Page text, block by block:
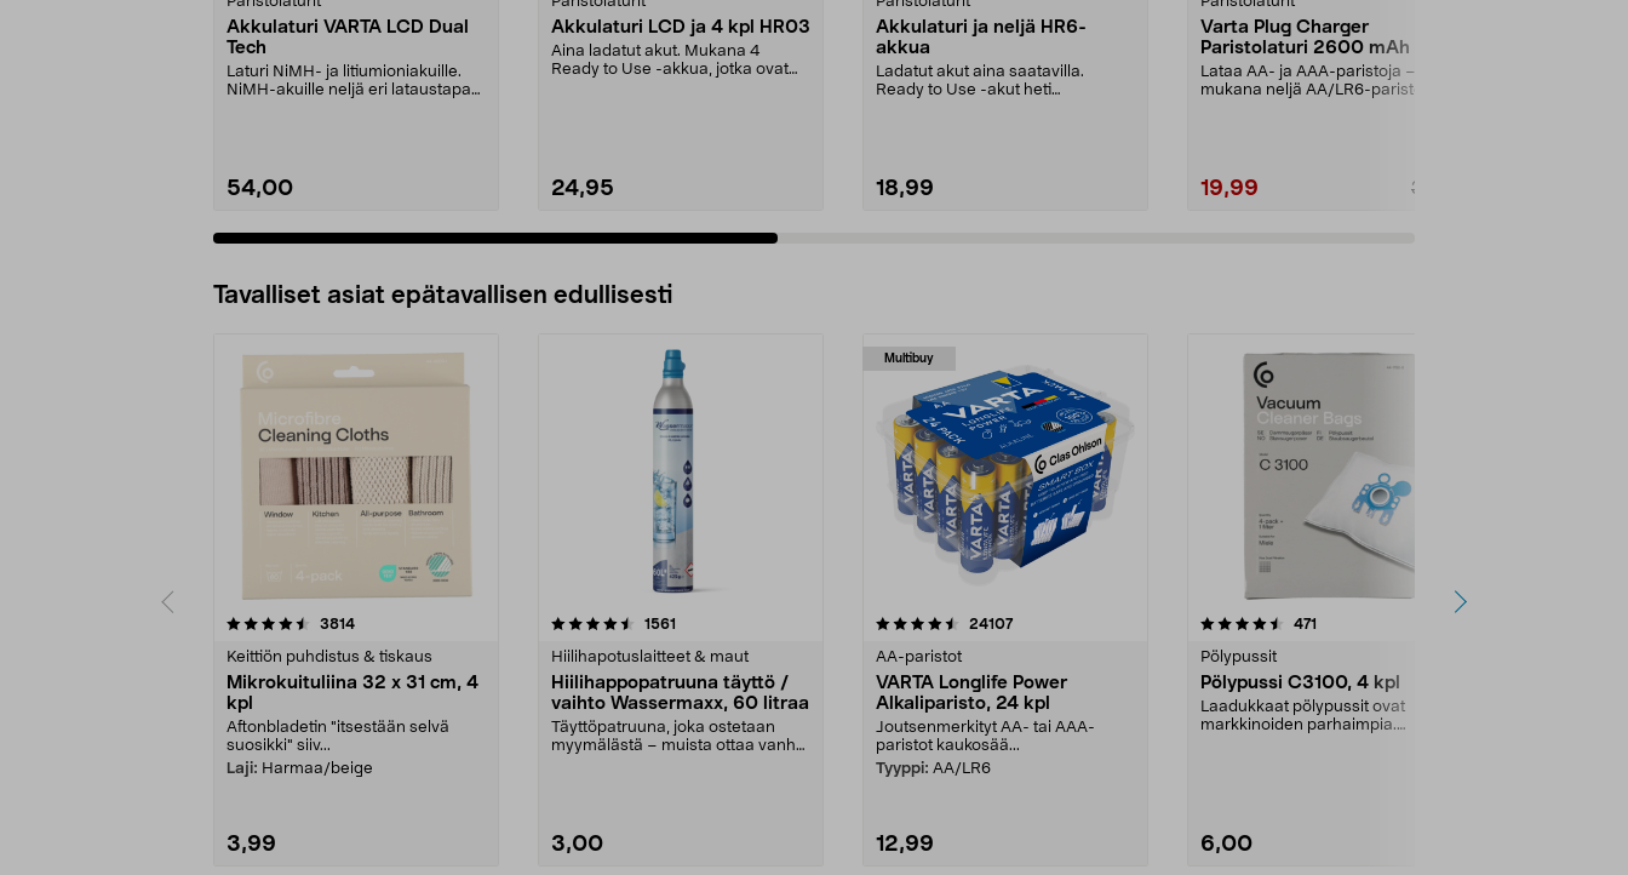
Akkulaturi VARTA LCD Dual
Tech
Laturi NiMH- ja litiumioniakuille.
NiMH-akuille neljä eri lataustapaa:
54,00
Akkulaturi LCD ja 4 kpl HR03
Aina ladatut akut. Mukana 4
Ready to Use -akkua, jotka ovat
24,95
Akkulaturi ja neljä HR6-
akkua
Ladatut akut aina saatavilla.
Ready to Use -akut heti
18,99
Varta Plug Charger
Paristolaturi 2600 mAh
Lataa AA- ja AAA-paristoja –
mukana neljä AA/LR6-paristoa.
19,99 34,90
Tavalliset asiat epätavallisen edullisesti
3814arvostelut
Keittiön puhdistus & tiskaus
Mikrokuituliina 32 x 31 cm, 4
kpl
Aftonbladetin "itsestään selvä
suosikki" siiv...
Laji: Harmaa/beige
3,99
4.5viidestä
1561
Hiilihapotuslaitteet & maut
Hiilihappopatruuna täyttö /
vaihto Wassermaxx, 60 litraa
Täyttöpatruuna, joka ostetaan
myymälästä – muista ottaa vanha
3,00
Multibuy
4.5viidestä
24107arvostelut
AA-paristot
VARTA Longlife Power
Alkaliparisto, 24 kpl
Joutsenmerkityt AA- tai AAA-
paristot kaukosää...
Tyyppi: AA/LR6
12,99
4.5viidestä
471
Pölypussit
Pölypussi C3100, 4 kpl
Laadukkaat pölypussit ovat
markkinoiden parhaimpia.
6,00
4.5viidestä